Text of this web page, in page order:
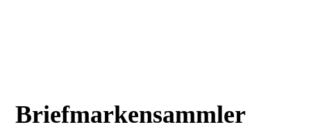
Briefmarkensammler